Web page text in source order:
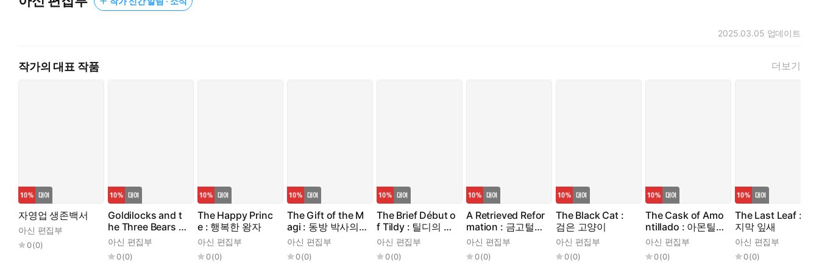
2025.03.05 업데이트
작가의 대표 작품 더보기
자영업 생존백서
아신 편집부
0(0)
Goldilocks and t
he Three Bears :
골디락스와 곰 세
마리
아신 편집부
0(0)
The Happy Princ
e : 행복한 왕자
아신 편집부
0(0)
The Gift of the M
agi : 동방 박사의
선물
아신 편집부
0(0)
The Brief Début o
f Tildy : 틸디의 짧
은 데뷔
아신 편집부
0(0)
A Retrieved Refor
mation : 금고털이
의 후회
아신 편집부
0(0)
The Black Cat :
검은 고양이
아신 편집부
0(0)
The Cask of Amo
ntillado : 아몬틸
라도의 술통
아신 편집부
0(0)
The Last Leaf : 마
지막 잎새
아신 편집부
0(0)